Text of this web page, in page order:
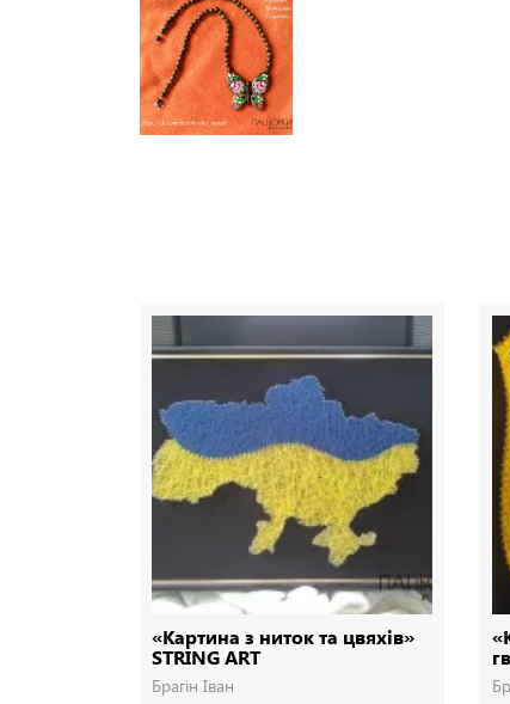
«Картина з ниток та цвяхів»
STRING ART
Брагін Іван